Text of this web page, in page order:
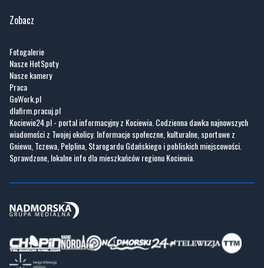
Zobacz
Fotogalerie
Nasze HotSpoty
Nasze kamery
Praca
GoWork.pl
dlafirm.pracuj.pl
Kociewie24.pl - portal informacyjny z Kociewia. Codzienna dawka najnowszych
wiadomości z Twojej okolicy. Informacje społeczne, kulturalne, sportowe z
Gniewu, Tczewa, Pelplina, Starogardu Gdańskiego i pobliskich miejscowości.
Sprawdzone, lokalne info dla mieszkańców regionu Kociewia.